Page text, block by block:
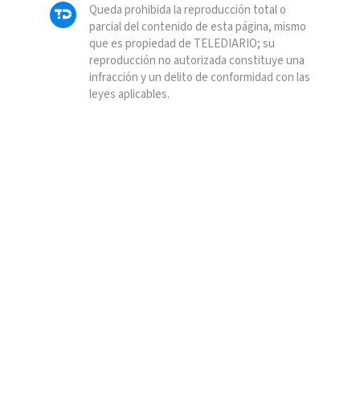
Queda prohibida la reproducción total o
parcial del contenido de esta página, mismo
que es propiedad de TELEDIARIO; su
reproducción no autorizada constituye una
infracción y un delito de conformidad con las
leyes aplicables.